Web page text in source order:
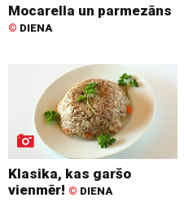
Mocarella un parmezāns
© DIENA
Klasika, kas garšo
vienmēr! © DIENA